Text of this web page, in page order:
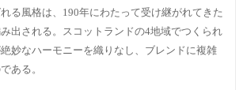
る風格は、190年にわたって受け継がれてきた
出される。スコットランドの4地域でつくられ
妙なハーモニーを織りなし、ブレンドに複雑
ある。